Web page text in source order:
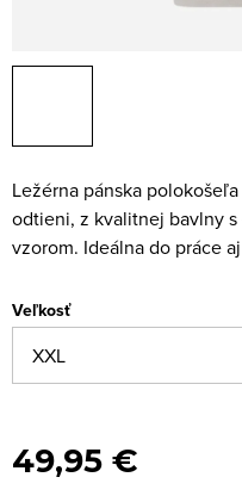
Ležérna pánska
odtieni, z kvalitnej bavlny
vzorom. Ideálna do práce
Veľkosť
49,95 €